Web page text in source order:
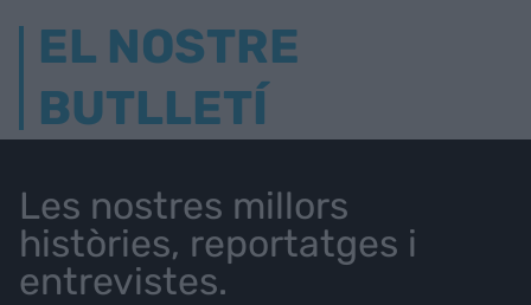
EL NOSTRE
BUTLLETÍ
Les nostres millors
històries, reportatges i
entrevistes.